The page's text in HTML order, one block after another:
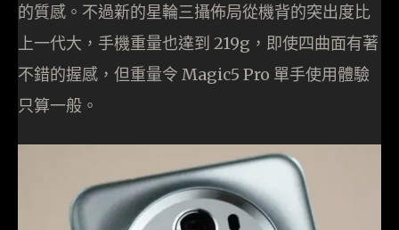
的質感。不過新的星輪三攝佈局從機背的突出度比
上一代大，手機重量也達到 219g，即使四曲面有著
不錯的握感，但重量令 Magic5 Pro 單手使用體驗
只算一般。